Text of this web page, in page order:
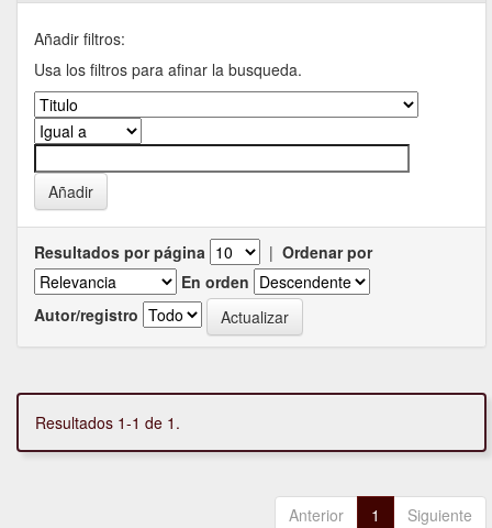
Añadir filtros:
Usa los filtros para afinar la busqueda.
Resultados por página | Ordenar por
En orden
Autor/registro
Resultados 1-1 de 1.
Anterior 1 Siguiente